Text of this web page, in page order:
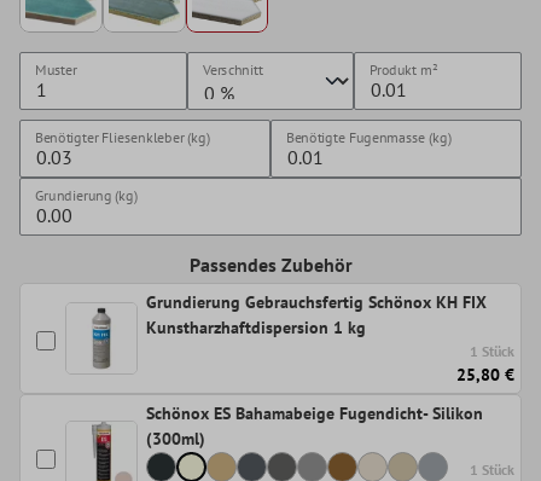
Muster Verschnitt Produkt m²
Benötigter Fliesenkleber (kg) Benötigte Fugenmasse (kg)
Grundierung (kg)
Passendes Zubehör
Grundierung Gebrauchsfertig Schönox KH FIX
Kunstharzhaftdispersion 1 kg
1 Stück
25,80 €
Schönox ES Bahamabeige Fugendicht- Silikon
(300ml)
1 Stück